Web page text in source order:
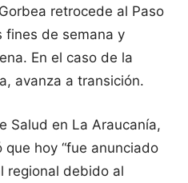
retrocede al Paso
fines de semana y
En el caso de la
avanza a transición.
Salud en La Araucanía,
que hoy “fue anunciado
regional debido al